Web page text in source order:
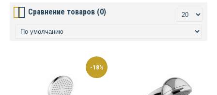
Сравнение товаров (0)
-18%